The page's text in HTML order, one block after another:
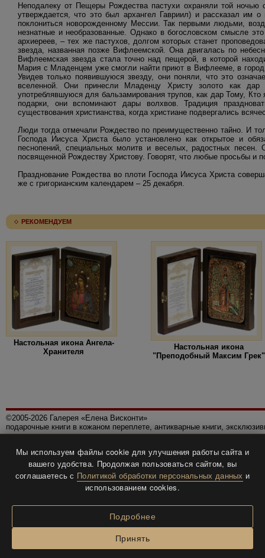
Неподалеку от Пещеры Рождества пастухи охраняли той ночью
утверждается, что это был архангел Гавриил) и рассказал им
поклониться новорожденному Мессии. Так первыми людьми,
незнатные и необразованные. Однако в богословском смысле
архиереев, – тех же пастухов, долгом которых станет
звезда, названная позже Вифлеемской. Она двигалась по
Вифлеемская звезда стала точно над пещерой, в которой
Мария с Младенцем уже смогли найти приют в Вифлееме, в
Увидев только появившуюся звезду, они поняли, что это
вселенной. Они принесли Младенцу Христу золото как
употреблявшуюся для бальзамирования трупов, как дар Тому,
подарки, они вспоминают дары волхвов. Традиция
существования христианства, когда христиане подвергались
Люди тогда отмечали Рождество по преимущественно тайно. И
Господа Иисуса Христа было установлено как открытое и
песнопений, специальных молитв и веселых, радостных
посвященной Рождеству Христову. Говорят, что любые просьбы и
Празднование Рождества во плоти Господа Иисуса Христа
же с григорианским календарем – 25 декабря.
РЕКОМЕНДУЕМ
Настольная икона Ангела-
Хранителя
Настольная икона
"Преподобный Максим Грек"
©2005-2026 Галерея «Елена Висконти»
подарочные книги в кожаном переплете, антикварные книги,
Политика конфиденциальности
Все права защищены.
Разработка и дизайнBTV-info.
Мы используем файлы cookie для улучшения работы сайта и
вашего удобства. Продолжая пользоваться сайтом, вы
соглашаетесь с Политикой обработки персональных данных и
использованием cookies.
Подробнее
Принять